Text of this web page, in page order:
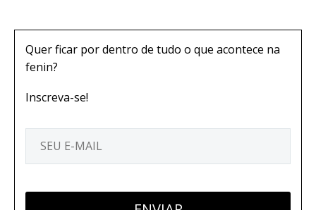
Quer ficar por dentro de tudo o que acontece na
fenin?
Inscreva-se!